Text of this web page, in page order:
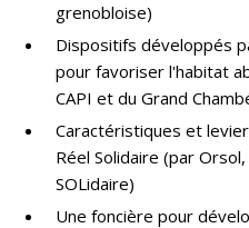
grenobloise)
Dispositifs développés
pour favoriser l'habitat
CAPI et du Grand
Caractéristiques et
Réel Solidaire (par
SOLidaire)
Une foncière pour